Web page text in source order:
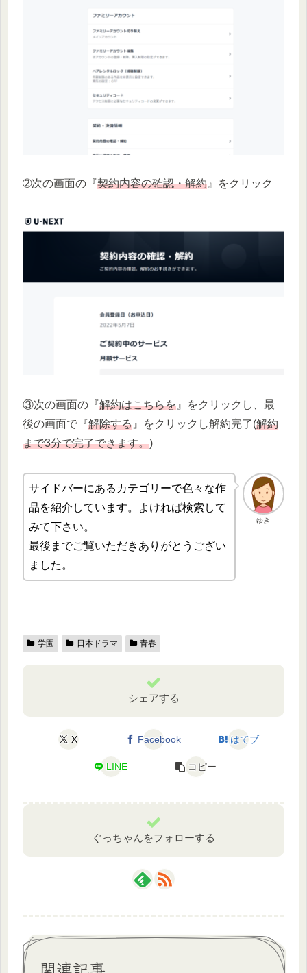
➁次の画面の『契約内容の確認・解約 』をクリック
③次の画面の『解約はこちらを 』をクリックし、最
後の画面で『解除する 』をクリックし解約完了(解約
まで3分で完了できます。)
ゆき
サイドバーにあるカテゴリーで色々な作
品を紹介しています。よければ検索して
みて下さい。
最後までご覧いただきありがとうござい
ました。
学園 日本ドラマ 青春
シェアする
X Facebook はてブ
LINE コピー
ぐっちゃんをフォローする